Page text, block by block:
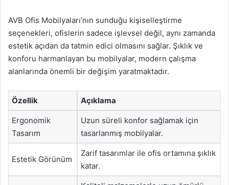
AVB Ofis Mobilyaları’nın sunduğu kişiselleştirme
seçenekleri, ofislerin sadece işlevsel değil, aynı zamanda
estetik açıdan da tatmin edici olmasını sağlar. Şıklık ve
konforu harmanlayan bu mobilyalar, modern çalışma
alanlarında önemli bir değişim yaratmaktadır.
Özellik Açıklama
Ergonomik
Tasarım
Uzun süreli konfor sağlamak için
tasarlanmış mobilyalar.
Estetik Görünüm
Zarif tasarımlar ile ofis ortamına şıklık
katar.